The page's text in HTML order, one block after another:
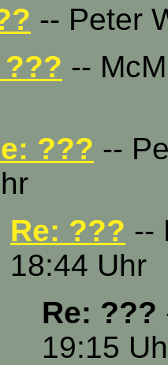
-- Peter
??? --
??? --
Re: ??? --
18:44 Uhr
Re: ???
19:15